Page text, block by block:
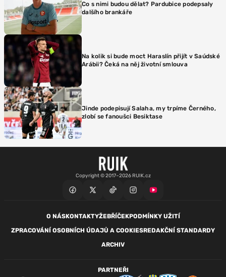
Co s nimi budou dělat? Pardubice podepsaly
dalšího brankáře
Na kolik si bude moct Haraslín přijít v Saúdské
Arábii? Čeká na něj životní smlouva
Jinde podepisují Salaha, my trpíme Černého,
zlobí se fanoušci Besiktase
Copyright © 2017–2026 RUIK.cz
O NÁSKONTAKTYŽEBŘÍČEKPODMÍNKY UŽITÍ
ZPRACOVÁNÍ OSOBNÍCH ÚDAJŮ A COOKIESREDAKČNÍ STANDARDY
ARCHIV
PARTNEŘI